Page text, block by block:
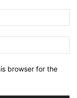
browser for the